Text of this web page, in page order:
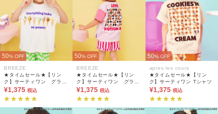
50% OFF
BREEZE
★タイムセール★【リン
ク】サーティワン グラフ
ィックアートTシャツ(キッ
ズサイズ)
¥1,375 税込
50% OFF
BREEZE
★タイムセール★【リン
ク】サーティワン グラフ
ィックアートTシャツ(キッ
ズサイズ)
¥1,375 税込
50% OFF
apres les cours
★タイムセール★【リン
ク】サーティワン Tシャツ
¥1,375 税込